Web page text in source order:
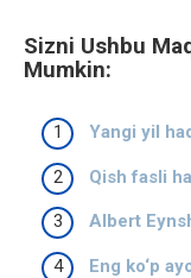
Sizni Ushbu
Mumkin:
Yangi yil
Qish fasli
Albert
Eng ko‘p